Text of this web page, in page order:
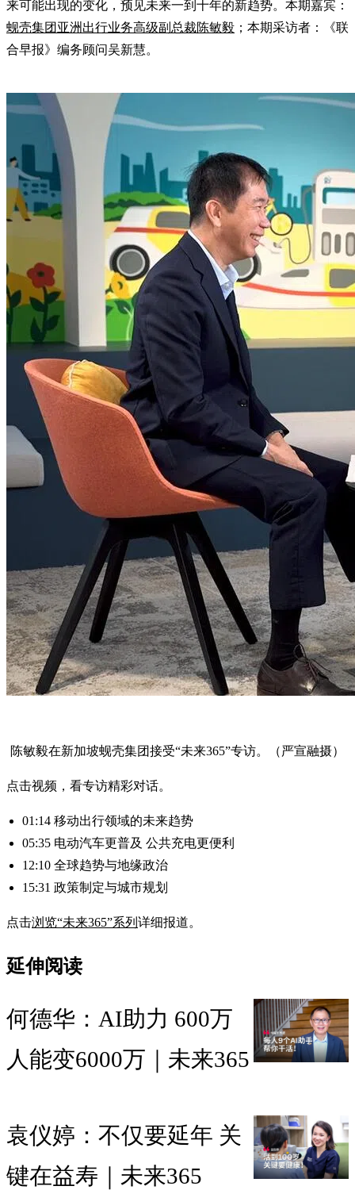
来可能出现的变化，预见未来一到十年的新趋势。本期嘉宾：
蚬壳集团亚洲出行业务高级副总裁陈敏毅 ；本期采访者：《联
合早报》编务顾问吴新慧。
陈敏毅在新加坡蚬壳集团接受“未来365”专访。（严宣融摄）
点击视频，看专访精彩对话。
01:14 移动出行领域的未来趋势
05:35 电动汽车更普及 公共充电更便利
12:10 全球趋势与地缘政治
15:31 政策制定与城市规划
点击浏览“未来365”系列 详细报道。
延伸阅读
何德华：AI助力 600万
人能变6000万｜未来365
袁仪婷：不仅要延年 关
键在益寿｜未来365